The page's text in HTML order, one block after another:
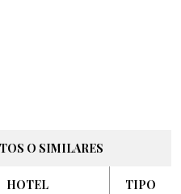
O SIMILARES
HOTEL TIPO